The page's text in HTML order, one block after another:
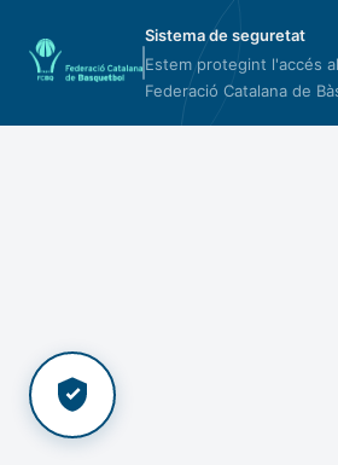
Sistema de seguretat
Estem protegint l'accés
Federació Catalana de